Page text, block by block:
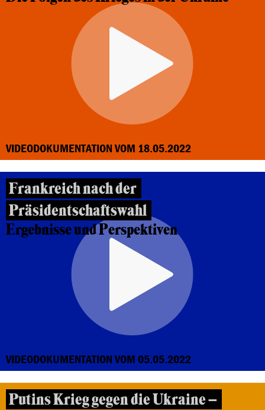
VIDEODOKUMENTATION VOM 18.05.2022
Frankreich nach der
Präsidentschaftswahl
Ergebnisse und Perspektiven
VIDEODOKUMENTATION VOM 05.05.2022
Putins Krieg gegen die Ukraine –